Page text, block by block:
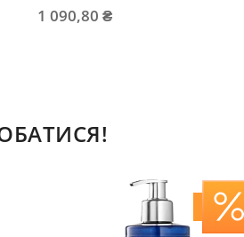
1 090,80 ₴